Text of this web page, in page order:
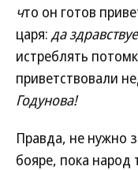
что он готов
царя: да
истреблять
приветствовали
Годунова!
Правда, не нужно
бояре, пока народ